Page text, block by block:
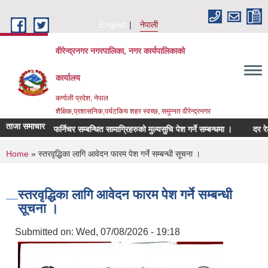
English
नेपाली
वीरेन्द्रनगर नगरपालिका, नगर कार्यपालिकाको
कार्यालय
कर्णाली प्रदेश, नेपाल
शैक्षिक,प्रशासनिक,पर्यटकिय शहर स्वच्छ, समुन्नत वीरेन्द्रनगर
ताजा समाचार
। फर्निचर सम्बन्धित सामाग्रिहरुको मुल्यसुचि पेश गर्ने सम्बन्धमा । दर रेट
You are here
Home » स्तरवृद्धिका लागि आवेदन फारम पेश गर्ने सम्बन्धी सूचना ।
स्तरवृद्धिका लागि आवेदन फारम पेश गर्ने सम्बन्धी
सूचना ।
Submitted on: Wed, 07/08/2026 - 19:18